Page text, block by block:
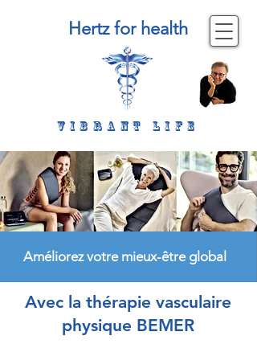
Vibrant life
Hertz for health
Améliorez votre mieux-être global
Avec la thérapie vasculaire
physique BEMER